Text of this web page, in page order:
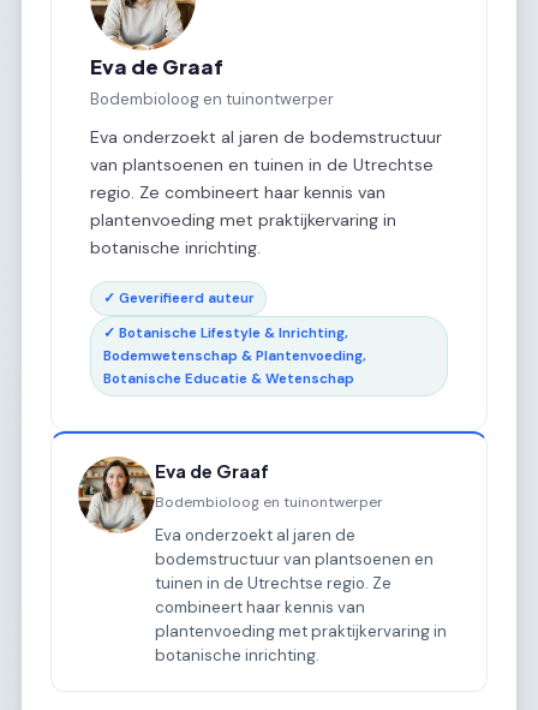
Eva de Graaf
Bodembioloog en tuinontwerper
Eva onderzoekt al jaren de bodemstructuur
van plantsoenen en tuinen in de Utrechtse
regio. Ze combineert haar kennis van
plantenvoeding met praktijkervaring in
botanische inrichting.
✓ Geverifieerd auteur
✓ Botanische Lifestyle & Inrichting,
Bodemwetenschap & Plantenvoeding,
Botanische Educatie & Wetenschap
Eva de Graaf
Bodembioloog en tuinontwerper
Eva onderzoekt al jaren de
bodemstructuur van plantsoenen en
tuinen in de Utrechtse regio. Ze
combineert haar kennis van
plantenvoeding met praktijkervaring in
botanische inrichting.